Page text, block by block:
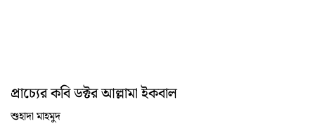
প্রাচ্যের কবি ডক্টর আল্লামা ইকবাল
শুহাদা মাহমুদ